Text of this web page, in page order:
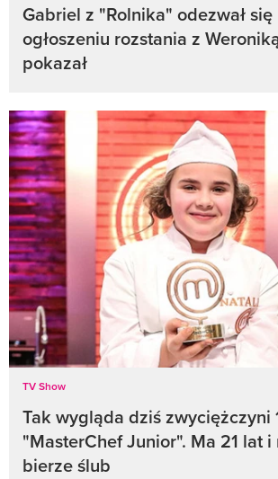
Gabriel z "Rolnika" odezwał
ogłoszeniu rozstania z
pokazał
TV Show
Tak wygląda dziś zwyciężczyni
"MasterChef Junior". Ma 21 lat i
bierze ślub